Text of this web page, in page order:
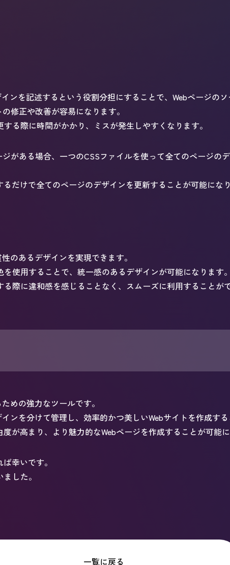
ンを記述するという役割分担にすることで、Webページの
修正や改善が容易になります。
る際に時間がかかり、ミスが発生しやすくなります。
がある場合、一つのCSSファイルを使って全てのページの
だけで全てのページのデザインを更新することが可能になり
のあるデザインを実現できます。
使用することで、統一感のあるデザインが可能になります。
際に違和感を感じることなく、スムーズに利用することが
めの強力なツールです。
ンを分けて管理し、効率的かつ美しいWebサイトを作成する
が高まり、より魅力的なWebページを作成することが可能に
幸いです。
した。
一覧に戻る